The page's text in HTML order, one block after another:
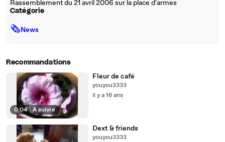
Rassemblement du 21 avril 2006 sur la place d'armes
Catégorie
🗞News
Recommandations
0:04 | À suivre
Fleur de café
youyou3333
il y a 16 ans
Dext & friends
youyou3333